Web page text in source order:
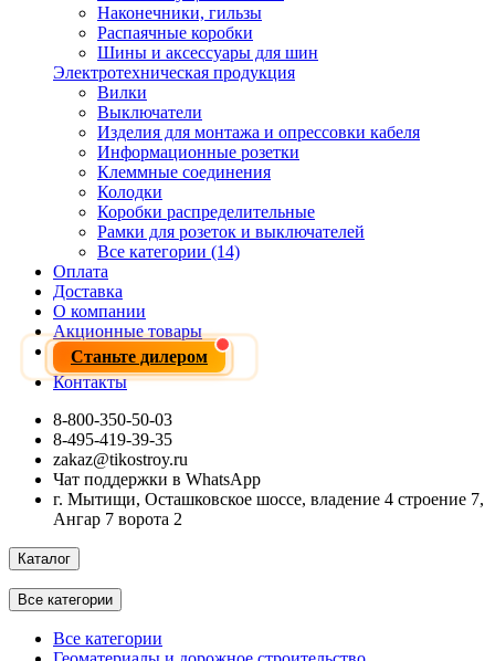
Наконечники, гильзы
Распаячные коробки
Шины и аксессуары для шин
Электротехническая продукция
Вилки
Выключатели
Изделия для монтажа и опрессовки кабеля
Информационные розетки
Клеммные соединения
Колодки
Коробки распределительные
Рамки для розеток и выключателей
Все категории (14)
Оплата
Доставка
О компании
Акционные товары
Станьте дилером
Контакты
8-800-350-50-03
8-495-419-39-35
zakaz@tikostroy.ru
Чат поддержки в WhatsApp
г. Мытищи, Осташковское шоссе, владение 4 строение 7,
Ангар 7 ворота 2
Каталог
Все категории
Все категории